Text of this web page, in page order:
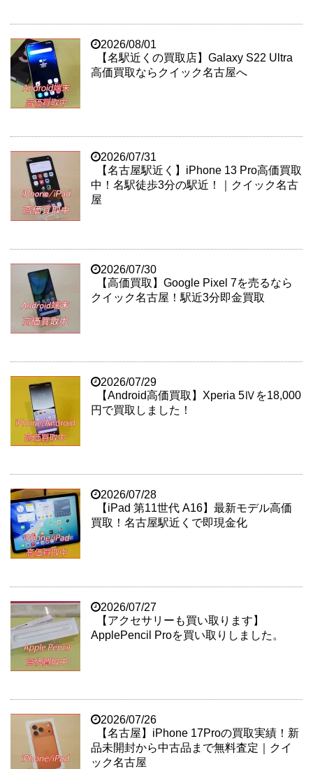
2026/08/01
【名駅近くの買取店】Galaxy S22 Ultra
高価買取ならクイック名古屋へ
2026/07/31
【名古屋駅近く】iPhone 13 Pro高価買取
中！名駅徒歩3分の駅近！｜クイック名古
屋
2026/07/30
【高価買取】Google Pixel 7を売るなら
クイック名古屋！駅近3分即金買取
2026/07/29
【Android高価買取】Xperia 5Ⅳを18,000
円で買取しました！
2026/07/28
【iPad 第11世代 A16】最新モデル高価
買取！名古屋駅近くで即現金化
2026/07/27
【アクセサリーも買い取ります】
ApplePencil Proを買い取りしました。
2026/07/26
【名古屋】iPhone 17Proの買取実績！新
品未開封から中古品まで無料査定｜クイ
ック名古屋